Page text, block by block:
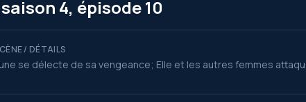
4, épisode 10
/ DÉTAILS
se délecte de sa vengeance; Elle et les autres femmes